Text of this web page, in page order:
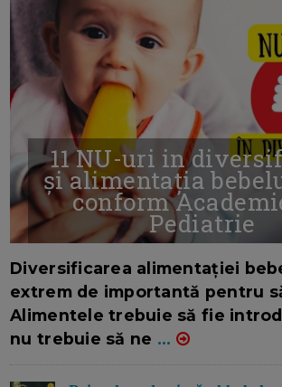
11 NU-uri in
și alimentația
conform
Pediatrie
Diversificarea alimentației
extrem de importantă pentru
Alimentele trebuie să fie
nu trebuie să ne ...